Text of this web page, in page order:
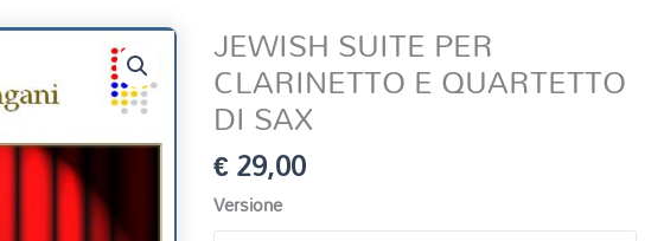
JEWISH SUITE PER
CLARINETTO E QUARTETTO
DI SAX
€29,00
Versione